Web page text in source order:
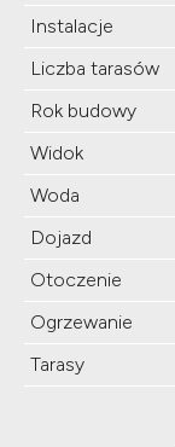
Instalacje
Liczba tarasów
Rok budowy
Widok
Woda
Dojazd
Otoczenie
Ogrzewanie
Tarasy